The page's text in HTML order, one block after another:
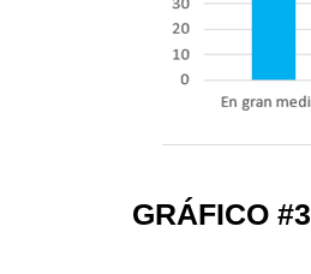
GRÁFICO #3